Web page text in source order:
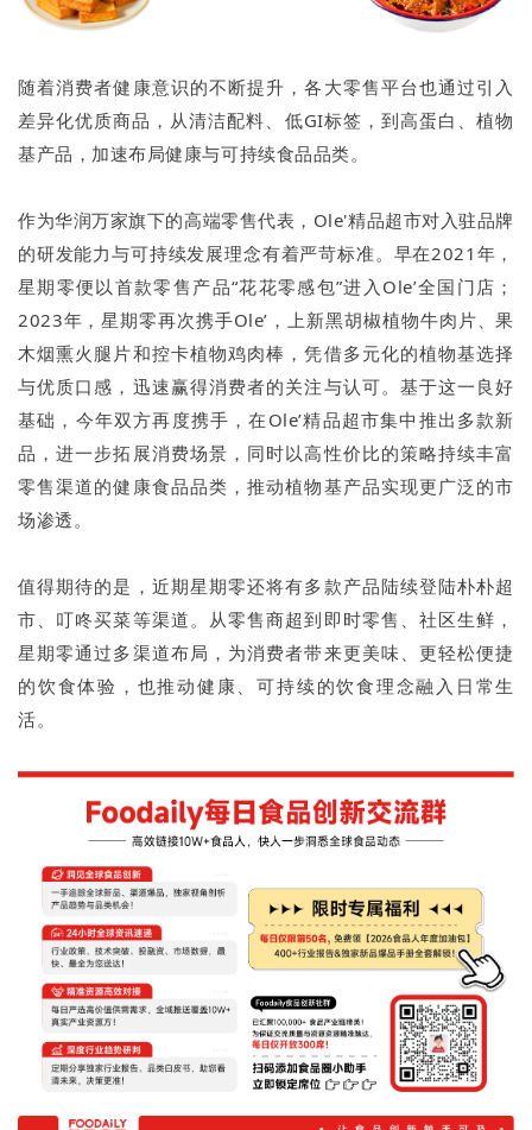
随着消费者健康意识的不断提升，各大零售平台也通过引入
差异化优质商品，从清洁配料、低GI标签，到高蛋白、植物
基产品，加速布局健康与可持续食品品类。
作为华润万家旗下的高端零售代表，Ole'精品超市对入驻品牌
的研发能力与可持续发展理念有着严苛标准。早在2021年，
星期零便以首款零售产品“花花零感包”进入Ole’全国门店；
2023年，星期零再次携手Ole’，上新黑胡椒植物牛肉片、果
木烟熏火腿片和控卡植物鸡肉棒，凭借多元化的植物基选择
与优质口感，迅速赢得消费者的关注与认可。基于这一良好
基础，今年双方再度携手，在Ole’精品超市集中推出多款新
品，进一步拓展消费场景，同时以高性价比的策略持续丰富
零售渠道的健康食品品类，推动植物基产品实现更广泛的市
场渗透。
值得期待的是，近期星期零还将有多款产品陆续登陆朴朴超
市、叮咚买菜等渠道。从零售商超到即时零售、社区生鲜，
星期零通过多渠道布局，为消费者带来更美味、更轻松便捷
的饮食体验，也推动健康、可持续的饮食理念融入日常生
活。